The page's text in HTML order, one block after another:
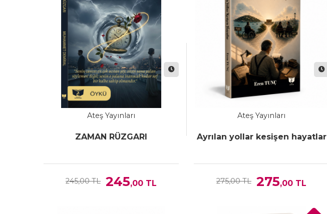
Ateş Yayınları
ZAMAN RÜZGARI
245,00 TL 245,00 TL
Ateş Yayınları
Ayrılan yollar kesişen hayatlar
275,00 TL 275,00 TL